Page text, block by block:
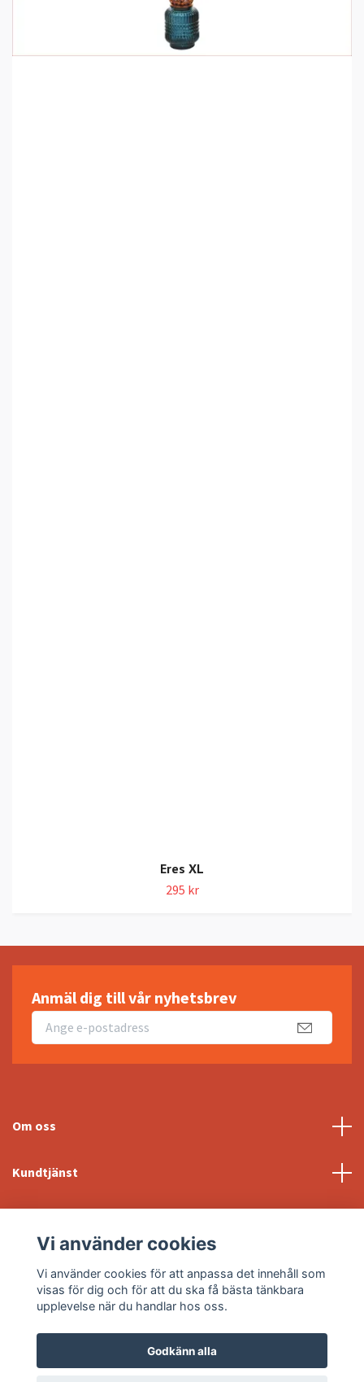
Eres XL
295 kr
Anmäl dig till vår nyhetsbrev
Om oss
Kundtjänst
Sociala medier
Vi använder cookies
Vi använder cookies för att anpassa det innehåll som
visas för dig och för att du ska få bästa tänkbara
upplevelse när du handlar hos oss.
Godkänn alla